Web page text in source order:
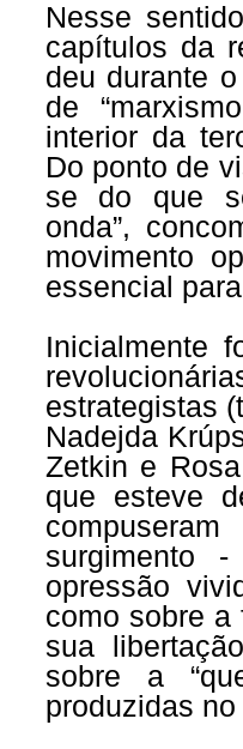
Nesse
capítulos da
deu durante
de
interior da
Do ponto de
se do que
onda”,
movimento
essencial
Inicialmente
estrategistas
Nadejda
Zetkin e
que esteve
surgimento
opressão
como sobre
sua
sobre a
produzidas